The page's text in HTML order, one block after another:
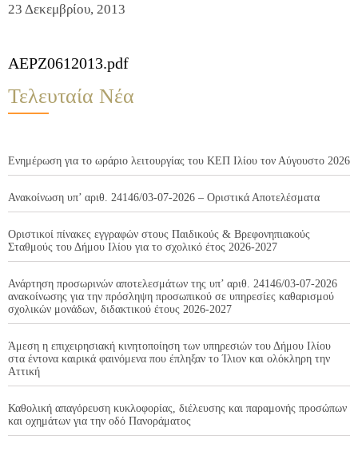
23 Δεκεμβρίου, 2013
AEPZ0612013.pdf
Τελευταία Νέα
Ενημέρωση για το ωράριο λειτουργίας του ΚΕΠ Ιλίου τον Αύγουστο 2026
Ανακοίνωση υπ’ αριθ. 24146/03-07-2026 – Οριστικά Αποτελέσματα
Οριστικοί πίνακες εγγραφών στους Παιδικούς & Βρεφονηπιακούς
Σταθμούς του Δήμου Ιλίου για το σχολικό έτος 2026-2027
Ανάρτηση προσωρινών αποτελεσμάτων της υπ’ αριθ. 24146/03-07-2026
ανακοίνωσης για την πρόσληψη προσωπικού σε υπηρεσίες καθαρισμού
σχολικών μονάδων, διδακτικού έτους 2026-2027
Άμεση η επιχειρησιακή κινητοποίηση των υπηρεσιών του Δήμου Ιλίου
στα έντονα καιρικά φαινόμενα που έπληξαν το Ίλιον και ολόκληρη την
Αττική
Καθολική απαγόρευση κυκλοφορίας, διέλευσης και παραμονής προσώπων
και οχημάτων για την οδό Πανοράματος